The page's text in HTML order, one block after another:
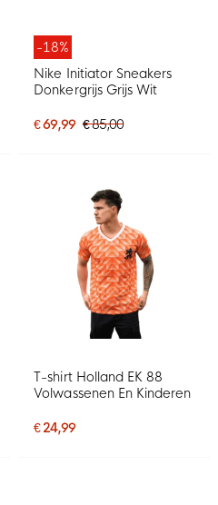
-18%
Nike Initiator Sneakers
Donkergrijs Grijs Wit
€ 69,99 € 85,00
T-shirt Holland EK 88
Volwassenen En Kinderen
€ 24,99